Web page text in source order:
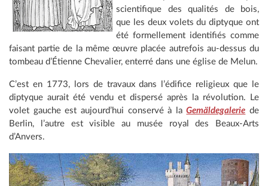
scientifique des qualités de bois,
que les deux volets du diptyque ont
été formellement identifiés comme
faisant partie de la même œuvre placée autrefois au-dessus du
tombeau d’Étienne Chevalier, enterré dans une église de Melun.
C’est en 1773, lors de travaux dans l’édifice religieux que le
diptyque aurait été vendu et dispersé après la révolution. Le
volet gauche est aujourd’hui conservé à laGemäldegalerie de
Berlin, l’autre est visible au musée royal des Beaux-Arts
d’Anvers.